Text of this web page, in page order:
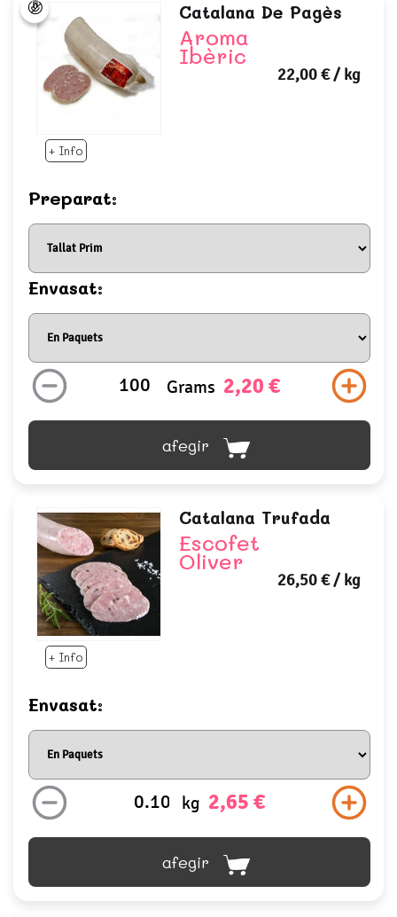
+ Info
Catalana De Pagès
Aroma
Ibèric
22,00 €/ kg
Preparat:
Envasat:
Grams 2,20 €
afegir
+ Info
Catalana Trufada
Escofet
Oliver
26,50 €/ kg
Envasat:
kg 2,65 €
afegir